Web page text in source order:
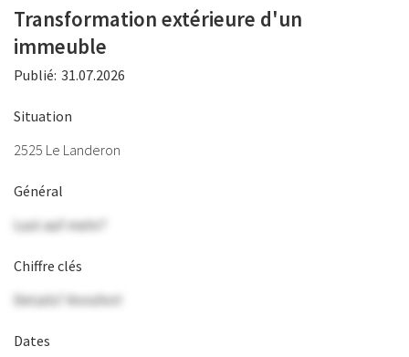
Transformation extérieure d'un
immeuble
Publié: 31.07.2026
Situation
2525 Le Landeron
Général
Lust auf mehr?
Chiffre clés
Details? Anrufen!
Dates